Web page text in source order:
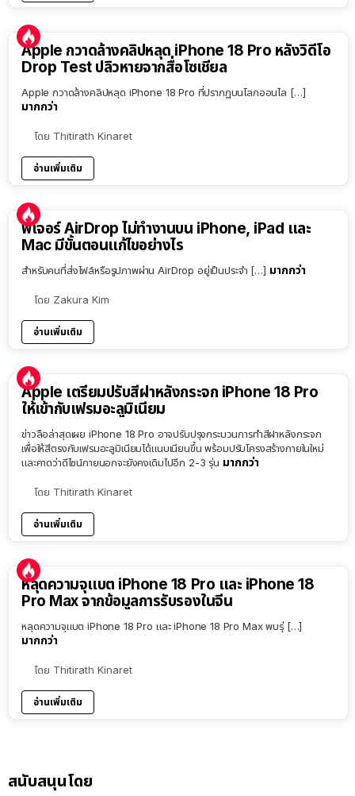
Apple กวาดล้างคลิปหลุด iPhone 18 Pro หลังวิดีโอ
Drop Test ปลิวหายจากสื่อโซเชียล
Apple กวาดล้างคลิปหลุด iPhone 18 Pro ที่ปรากฏบนโลกออนไล […]
มากกว่า
โดย Thitirath Kinaret
อ่านเพิ่มเติม
ฟีเจอร์ AirDrop ไม่ทำงานบน iPhone, iPad และ
Mac มีขั้นตอนแก้ไขอย่างไร
สำหรับคนที่ส่งไฟล์หรือรูปภาพผ่าน AirDrop อยู่เป็นประจำ […] มากกว่า
โดย Zakura Kim
อ่านเพิ่มเติม
Apple เตรียมปรับสีฝาหลังกระจก iPhone 18 Pro
ให้เข้ากับเฟรมอะลูมิเนียม
ข่าวลือล่าสุดเผย iPhone 18 Pro อาจปรับปรุงกระบวนการทำสีฝาหลังกระจก
เพื่อให้สีตรงกับเฟรมอะลูมิเนียมได้แนบเนียนขึ้น พร้อมปรับโครงสร้างภายในใหม่
และคาดว่าดีไซน์ภายนอกจะยังคงเดิมไปอีก 2-3 รุ่น มากกว่า
โดย Thitirath Kinaret
อ่านเพิ่มเติม
หลุดความจุแบต iPhone 18 Pro และ iPhone 18
Pro Max จากข้อมูลการรับรองในจีน
หลุดความจุแบต iPhone 18 Pro และ iPhone 18 Pro Max พบรุ่ […]
มากกว่า
โดย Thitirath Kinaret
อ่านเพิ่มเติม
สนับสนุนโดย